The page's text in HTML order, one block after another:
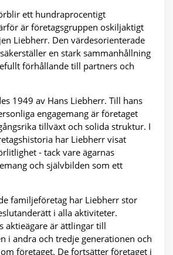
ett hundraprocentigt
är företagsgruppen oskiljaktigt
Liebherr. Den värdesorienterade
en stark sammanhållning
förhållande till partners och
1949 av Hans Liebherr. Till hans
engagemang är företaget
tillväxt och solida struktur. I
har Liebherr visat
- tack vare ägarnas
och självbilden som ett
familjeföretag har Liebherr stor
i alla aktiviteter.
aktieägare är ättlingar till
i andra och tredje generationen och
företaget. De fortsätter företaget i